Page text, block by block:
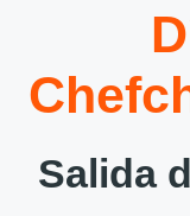
Salida